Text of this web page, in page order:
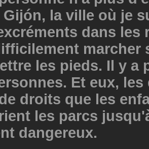
la ville où je
dans les
marcher
les pieds. Il y a
Et eux,
droits que les
les parcs
dangereux.